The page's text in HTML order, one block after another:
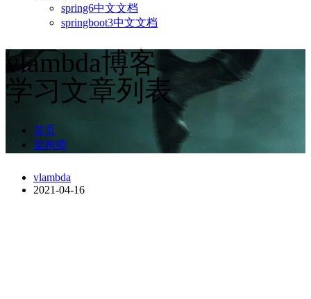
spring6中文文档
springboot3中文文档
vlambda博客
学习文章列表
首页
架构师
vlambda
2021-04-16